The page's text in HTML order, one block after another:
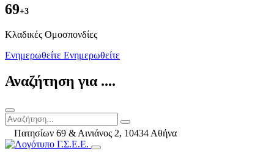
69+3
Kλαδικές Ομοσπονδίες
Ενημερωθείτε Ενημερωθείτε
Αναζήτηση για ....
Πατησίων 69 & Αινιάνος 2, 10434 Αθήνα